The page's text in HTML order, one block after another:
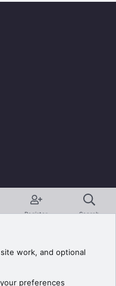
Register Search
work, and optional
preferences